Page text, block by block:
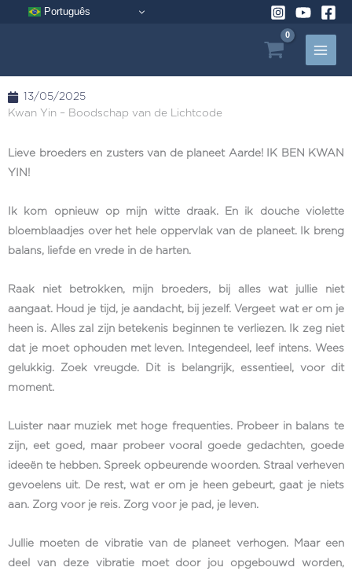
Português
13/05/2025
Kwan Yin – Boodschap van de Lichtcode
Lieve broeders en zusters van de planeet Aarde! IK BEN KWAN
YIN!
Ik kom opnieuw op mijn witte draak. En ik douche violette
bloemblaadjes over het hele oppervlak van de planeet. Ik breng
balans, liefde en vrede in de harten.
Raak niet betrokken, mijn broeders, bij alles wat jullie niet
aangaat. Houd je tijd, je aandacht, bij jezelf. Vergeet wat er om je
heen is. Alles zal zijn betekenis beginnen te verliezen. Ik zeg niet
dat je moet ophouden met leven. Integendeel, leef intens. Wees
gelukkig. Zoek vreugde. Dit is belangrijk, essentieel, voor dit
moment.
Luister naar muziek met hoge frequenties. Probeer in balans te
zijn, eet goed, maar probeer vooral goede gedachten, goede
ideeën te hebben. Spreek opbeurende woorden. Straal verheven
gevoelens uit. De rest, wat er om je heen gebeurt, gaat je niets
aan. Zorg voor je reis. Zorg voor je pad, je leven.
Jullie moeten de vibratie van de planeet verhogen. Maar een
deel van deze vibratie moet door jou opgebouwd worden,